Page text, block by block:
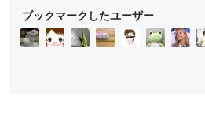
w
w
ブックマークしたユーザー